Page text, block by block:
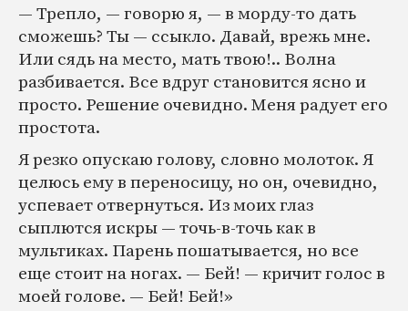
— Трепло, — говорю я, — в морду-то дать
сможешь? Ты — ссыкло. Давай, врежь мне.
Или сядь на место, мать твою!.. Волна
разбивается. Все вдруг становится ясно и
просто. Решение очевидно. Меня радует его
простота.
Я резко опускаю голову, словно молоток. Я
целюсь ему в переносицу, но он, очевидно,
успевает отвернуться. Из моих глаз
сыплются искры — точь-в-точь как в
мультиках. Парень пошатывается, но все
еще стоит на ногах. — Бей! — кричит голос в
моей голове. — Бей! Бей!»